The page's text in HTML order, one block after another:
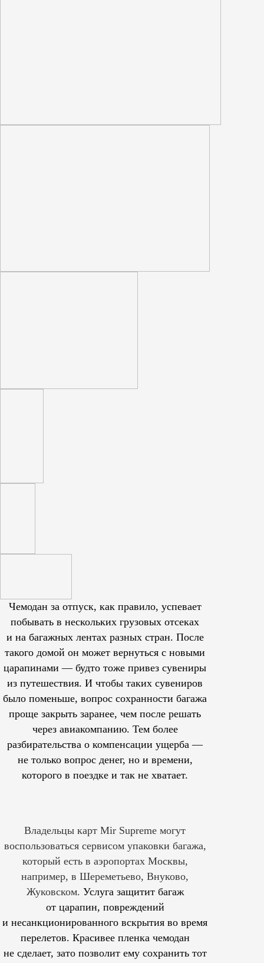
Чемодан за отпуск, как правило, успевает
побывать в нескольких грузовых отсеках
и на багажных лентах разных стран. После
такого домой он может вернуться с новыми
царапинами — будто тоже привез сувениры
из путешествия. И чтобы таких сувениров
было поменьше, вопрос сохранности багажа
проще закрыть заранее, чем после решать
через авиакомпанию. Тем более
разбирательства о компенсации ущерба —
не только вопрос денег, но и времени,
которого в поездке и так не хватает.
Владельцы карт Mir Supreme могут
воспользоваться сервисом упаковки багажа,
который есть в аэропортах Москвы,
например, в Шереметьево, Внуково,
Жуковском. Услуга защитит багаж
от царапин, повреждений
и несанкционированного вскрытия во время
перелетов. Красивее пленка чемодан
не сделает, зато позволит ему сохранить тот